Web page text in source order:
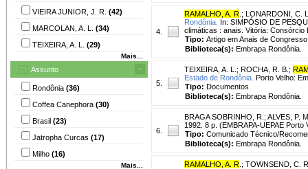
VIEIRA JUNIOR, J. R. (42)
MARCOLAN, A. L. (34)
TEIXEIRA, A. L. (29)
Mais...
Assunto
Rondônia (36)
Coffea Canephora (30)
Brasil (23)
Jatropha Curcas (17)
Milho (16)
Mais...
4.
RAMALHO, A. R ; LONARDONI, C.
Rondônia. In: SIMPÓSIO DE
climáticas : anais. Vitória: Consórcio
Tipo: Artigo em Anais de
Biblioteca(s): Embrapa Rondônia.
5.
TEIXEIRA, A. L. ; ROCHA, R. B. ;
Estado de Rondônia. Porto Velho:
Tipo: Documentos
Biblioteca(s): Embrapa Rondônia.
6.
BRAGA SOBRINHO, R. ; ALVES, P.
1992. 8 p. (EMBRAPA-UEPAE
Tipo: Comunicado Técnico/
Biblioteca(s): Embrapa Rondônia.
RAMALHO, A. R ; TOWNSEND, C.